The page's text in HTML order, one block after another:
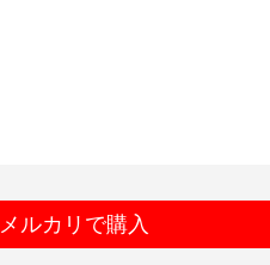
メルカリで購入